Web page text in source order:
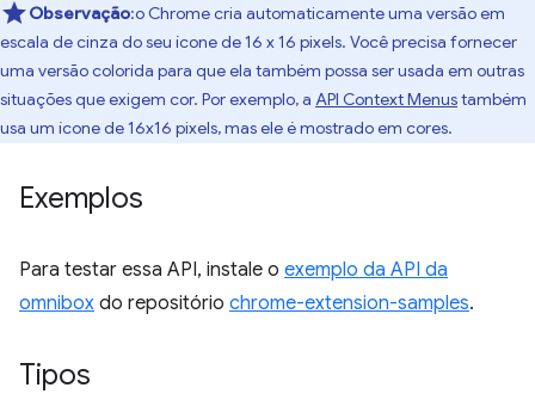
Observação:o Chrome cria automaticamente uma versão em
escala de cinza do seu ícone de 16 x 16 pixels. Você precisa fornecer
uma versão colorida para que ela também possa ser usada em outras
situações que exigem cor. Por exemplo, a API Context Menustambém
usa um ícone de 16x16 pixels, mas ele é mostrado em cores.
Exemplos
Para testar essa API, instale o exemplo da API da
omnibox do repositório chrome-extension-samples.
Tipos